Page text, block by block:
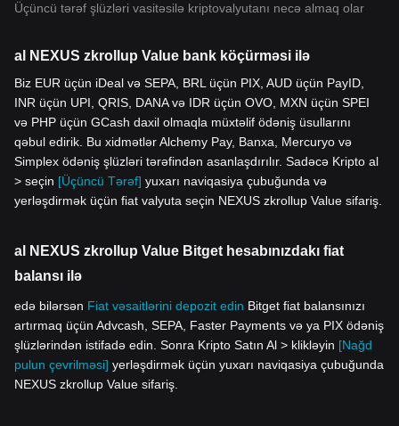
Üçüncü tərəf şlüzləri vasitəsilə kriptovalyutanı necə almaq olar
al NEXUS zkrollup Value bank köçürməsi ilə
Biz EUR üçün iDeal və SEPA, BRL üçün PIX, AUD üçün PayID,
INR üçün UPI, QRIS, DANA və IDR üçün OVO, MXN üçün SPEI
və PHP üçün GCash daxil olmaqla müxtəlif ödəniş üsullarını
qəbul edirik. Bu xidmətlər Alchemy Pay, Banxa, Mercuryo və
Simplex ödəniş şlüzləri tərəfindən asanlaşdırılır. Sadəcə Kripto al
> seçin [Üçüncü Tərəf] yuxarı naviqasiya çubuğunda və
yerləşdirmək üçün fiat valyuta seçin NEXUS zkrollup Value sifariş.
al NEXUS zkrollup Value Bitget hesabınızdakı fiat
balansı ilə
edə bilərsən Fiat vəsaitlərini depozit edin Bitget fiat balansınızı
artırmaq üçün Advcash, SEPA, Faster Payments və ya PIX ödəniş
şlüzlərindən istifadə edin. Sonra Kripto Satın Al > klikləyin [Nağd
pulun çevrilməsi] yerləşdirmək üçün yuxarı naviqasiya çubuğunda
NEXUS zkrollup Value sifariş.